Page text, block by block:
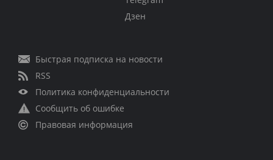
Дзен
Быстрая подписка на новости
RSS
Политика конфиденциальности
Сообщить об ошибке
Правовая информация